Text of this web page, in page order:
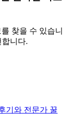
찾을 수 있습니
합니다.
기와 전문가 꿀